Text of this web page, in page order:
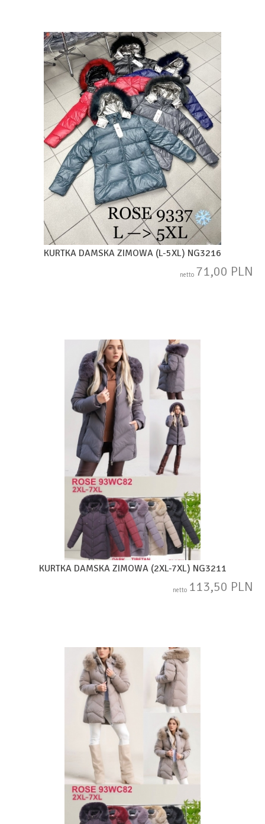
KURTKA DAMSKA ZIMOWA (L-5XL) NG3216
netto 71,00 PLN
KURTKA DAMSKA ZIMOWA (2XL-7XL) NG3211
netto 113,50 PLN